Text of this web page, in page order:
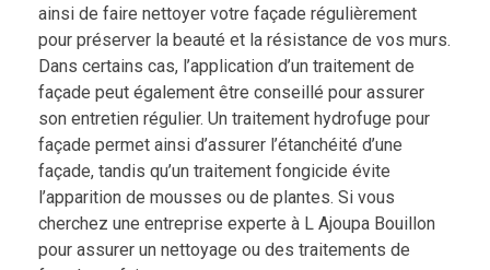
ainsi de faire nettoyer votre façade régulièrement
pour préserver la beauté et la résistance de vos murs.
Dans certains cas, l’application d’un traitement de
façade peut également être conseillé pour assurer
son entretien régulier. Un traitement hydrofuge pour
façade permet ainsi d’assurer l’étanchéité d’une
façade, tandis qu’un traitement fongicide évite
l’apparition de mousses ou de plantes. Si vous
cherchez une entreprise experte à L Ajoupa Bouillon
pour assurer un nettoyage ou des traitements de